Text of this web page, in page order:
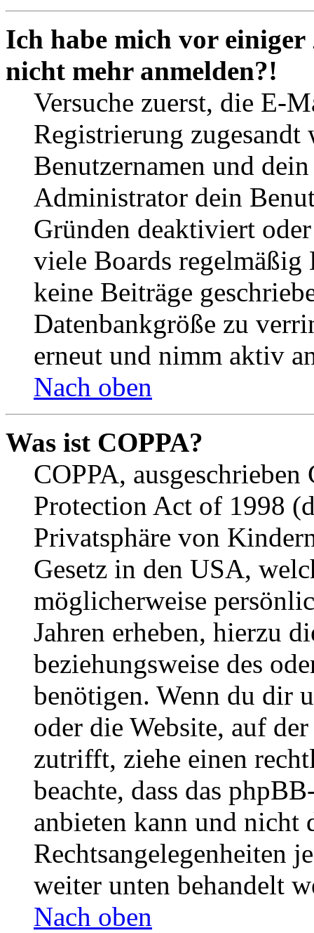
Ich habe mich vor
nicht mehr anmelden?!
Versuche zuerst, die E-
Registrierung
Benutzernamen und
Administrator dein
Gründen deaktiviert
viele Boards
keine Beiträge
Datenbankgröße zu
erneut und nimm aktiv
Nach oben
Was ist COPPA?
COPPA,
Protection Act of 1998
Privatsphäre von
Gesetz in den USA,
möglicherweise
Jahren erheben, hierzu
beziehungsweise des
benötigen. Wenn du dir
oder die Website, auf
zutrifft, ziehe einen
beachte, dass das
anbieten kann und nicht
Rechtsangelegenheiten
weiter unten behandelt
Nach oben